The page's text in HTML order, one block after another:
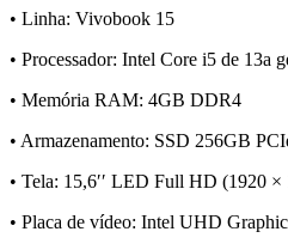
• Linha: Vivobook 15
• Processador: Intel Core i5 de 13a
• Memória RAM: 4GB DDR4
• Armazenamento: SSD 256GB
• Tela: 15,6′′ LED Full HD (1920
• Placa de vídeo: Intel UHD